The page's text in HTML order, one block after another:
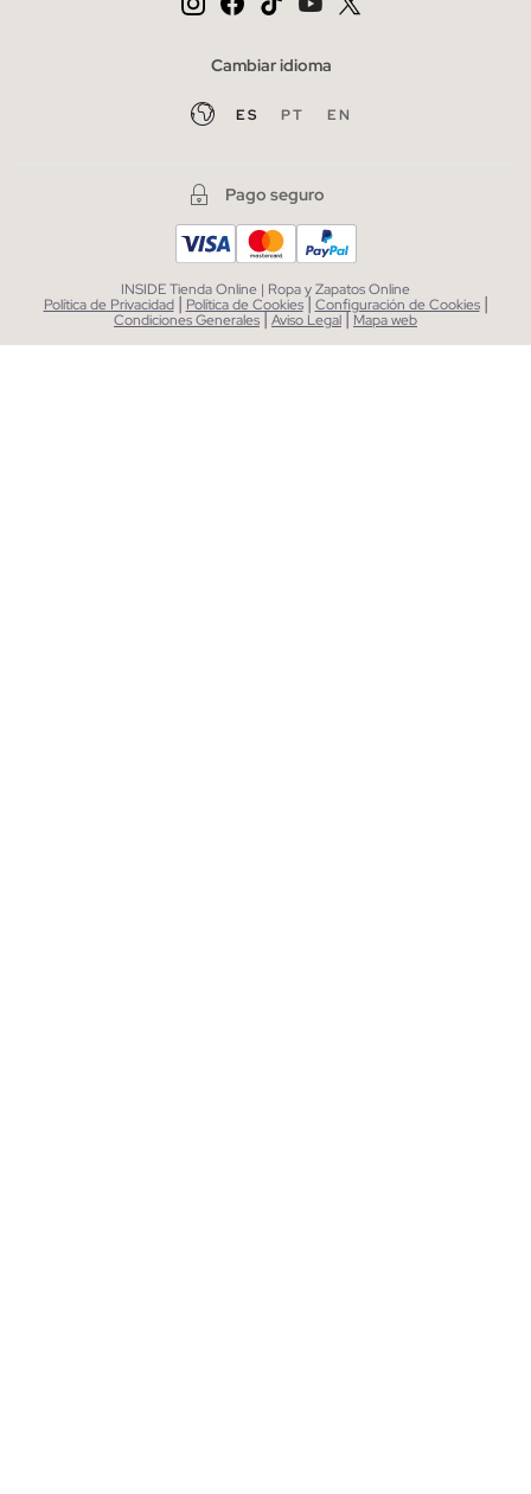
Cambiar idioma
ES PT EN
Pago seguro
INSIDE Tienda Online | Ropa y Zapatos Online
Política de Privacidad | Política de Cookies| Configuración de Cookies |
Condiciones Generales|Aviso Legal| Mapa web